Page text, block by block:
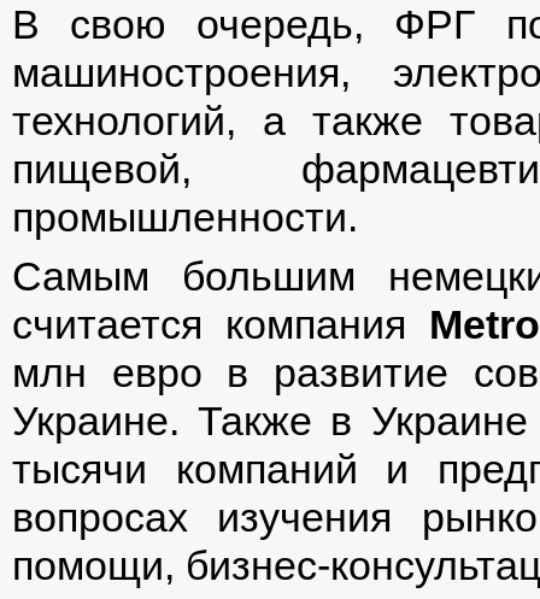
В свою очередь, ФРГ
машиностроения,
технологий, а также
пищевой,
промышленности.
Самым большим
считается компания
млн евро в развитие
Украине. Также в
тысячи компаний и
вопросах изучения
помощи, бизнес-